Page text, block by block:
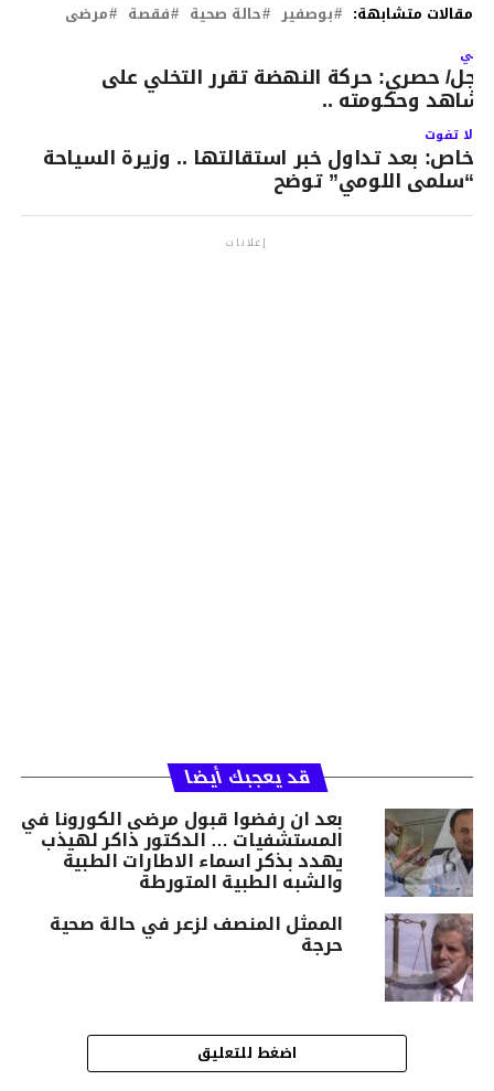
مقالات متشابهة: بوصفير حالة صحية فقصة مرضى
حصري: حركة النهضة تقرر التخلي على
وحكومته ..
لا تفوت
خاص: بعد تداول خبر استقالتها .. وزيرة السياحة
“سلمى اللومي” توضح
إعلانات
قد يعجبك أيضا
بعد ان رفضوا قبول مرضى الكورونا في
المستشفيات … الدكتور ذاكر لهيذب
يهدد بذكر اسماء الاطارات الطبية
والشبه الطبية المتورطة
الممثل المنصف لزعر في حالة صحية
حرجة
اضغط للتعليق